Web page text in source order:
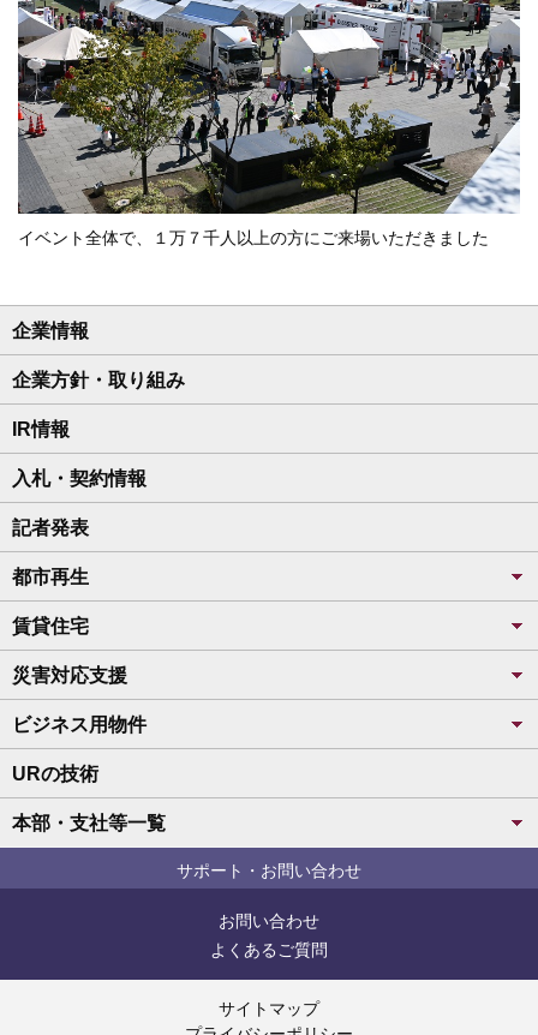
イベント全体で、１万７千人以上の方にご来場いただきました
企業情報
企業方針・取り組み
IR情報
入札・契約情報
記者発表
都市再生
賃貸住宅
災害対応支援
ビジネス用物件
URの技術
本部・支社等一覧
サポート・お問い合わせ
お問い合わせ
よくあるご質問
サイトマップ